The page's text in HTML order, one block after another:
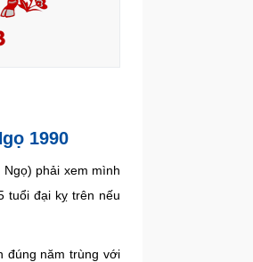
1990
phải xem mình
tuổi đại kỵ trên nếu
đúng năm trùng với